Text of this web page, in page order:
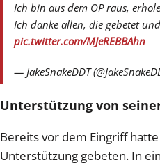
Ich bin aus dem OP raus,
Ich danke allen, die gebetet
pic.twitter.com/MJeREBBAhn
— JakeSnakeDDT
Unterstützung von
Bereits vor dem Eingriff
Unterstützung gebeten. In